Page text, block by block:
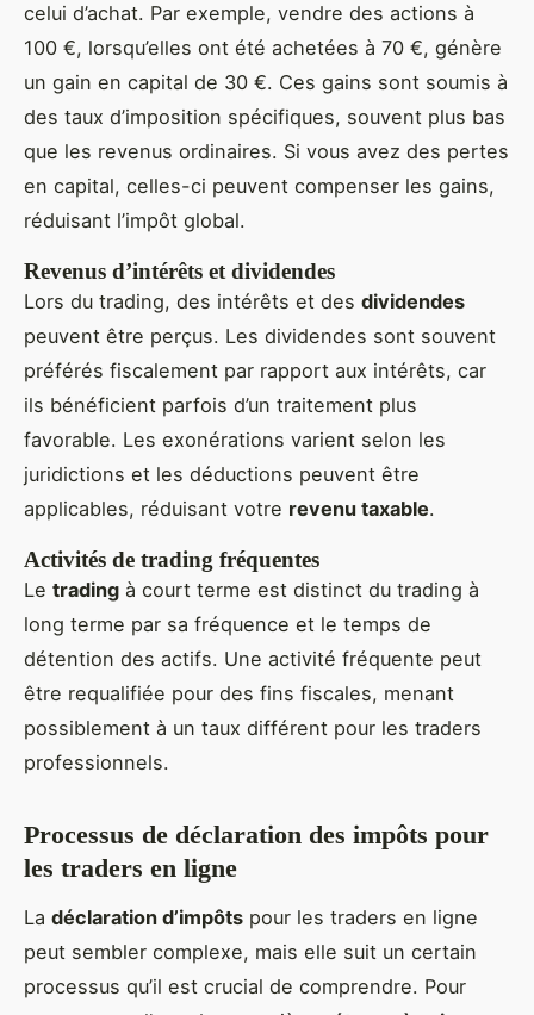
celui d’achat. Par exemple, vendre des actions à
100 €, lorsqu’elles ont été achetées à 70 €, génère
un gain en capital de 30 €. Ces gains sont soumis à
des taux d’imposition spécifiques, souvent plus bas
que les revenus ordinaires. Si vous avez des pertes
en capital, celles-ci peuvent compenser les gains,
réduisant l’impôt global.
Revenus d’intérêts et dividendes
Lors du trading, des intérêts et des dividendes
peuvent être perçus. Les dividendes sont souvent
préférés fiscalement par rapport aux intérêts, car
ils bénéficient parfois d’un traitement plus
favorable. Les exonérations varient selon les
juridictions et les déductions peuvent être
applicables, réduisant votre revenu taxable.
Activités de trading fréquentes
Le trading à court terme est distinct du trading à
long terme par sa fréquence et le temps de
détention des actifs. Une activité fréquente peut
être requalifiée pour des fins fiscales, menant
possiblement à un taux différent pour les traders
professionnels.
Processus de déclaration des impôts pour
les traders en ligne
La déclaration d’impôts pour les traders en ligne
peut sembler complexe, mais elle suit un certain
processus qu’il est crucial de comprendre. Pour